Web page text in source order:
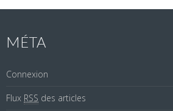
MÉTA
Connexion
Flux RSS des articles